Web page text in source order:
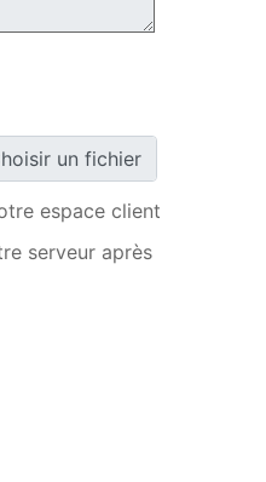
espace client
serveur après